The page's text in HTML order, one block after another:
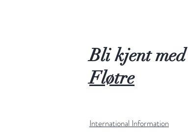
Bli kjent med
Fløtre
International Information